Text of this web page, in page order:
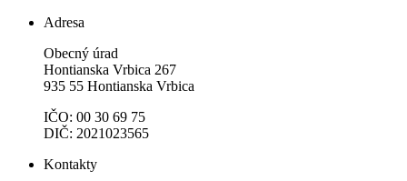
Adresa
Obecný úrad
Hontianska Vrbica 267
935 55 Hontianska Vrbica
IČO: 00 30 69 75
DIČ: 2021023565
Kontakty